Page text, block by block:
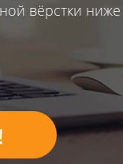
вёрстки ниже